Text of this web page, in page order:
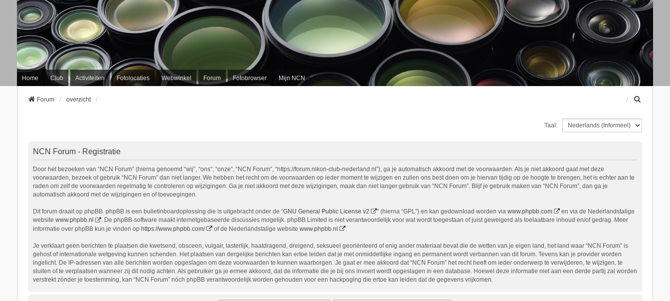
Home Club Activiteiten Fotolocaties Webwinkel Forum Fotobrowser Mijn NCN
Forum overzicht
e
Taal:
NCN Forum - Registratie
Door het bezoeken van “NCN Forum” (hierna genoemd “wij”, “ons”, “onze”, “NCN Forum”, “https://forum.nikon-club-nederland.nl”), ga je automatisch akkoord met de voorwaarden. Als je niet akkoord gaat met deze
voorwaarden, bezoek of gebruik “NCN Forum” dan niet langer. We hebben het recht om de voorwaarden op ieder moment te wijzigen en zullen ons best doen om je hiervan tijdig op de hoogte te brengen, het is echter aan te
raden om zelf de voorwaarden regelmatig te controleren op wijzigingen. Ga je niet akkoord met deze wijzigingen, maak dan niet langer gebruik van “NCN Forum”. Blijf je gebruik maken van “NCN Forum”, dan ga je
automatisch akkoord met de wijzigingen en of toevoegingen.
Dit forum draait op phpBB. phpBB is een bulletinboardoplossing die is uitgebracht onder de “GNU General Public License v2 ” (hierna “GPL”) en kan gedownload worden via www.phpbb.com
en via de Nederlandstalige
website www.phpbb.nl
. De phpBB-software maakt internetgebaseerde discussies mogelijk. phpBB Limited is niet verantwoordelijk voor wat wordt toegestaan of juist geweigerd als toelaatbare inhoud en/of gedrag. Meer
informatie over phpBB kun je vinden op https://www.phpbb.com/ of de Nederlandstalige website www.phpbb.nl .
Je verklaart geen berichten te plaatsen die kwetsend, obsceen, vulgair, lasterlijk, haatdragend, dreigend, seksueel georiënteerd of enig ander materiaal bevat die de wetten van je eigen land, het land waar “NCN Forum” is
gehost of internationale wetgeving kunnen schenden. Het plaatsen van dergelijke berichten kan ertoe leiden dat je met onmiddellijke ingang en permanent wordt verbannen van dit forum. Tevens kan je provider worden
ingelicht. De IP-adressen van alle berichten worden opgeslagen om deze voorwaarden te kunnen waarborgen. Je gaat er mee akkoord dat “NCN Forum” het recht heeft om ieder onderwerp te verwijderen, te wijzigen, te
sluiten of te verplaatsen wanneer zij dit nodig achten. Als gebruiker ga je ermee akkoord, dat de informatie die je bij ons invoert wordt opgeslagen in een database. Hoewel deze informatie niet aan een derde partij zal worden
verstrekt zónder je toestemming, kan “NCN Forum” nóch phpBB verantwoordelijk worden gehouden voor een hackpoging die ertoe kan leiden dat de gegevens vrijkomen.